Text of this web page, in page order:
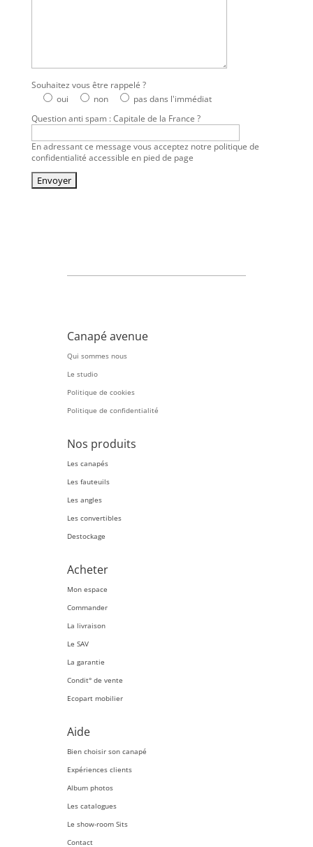
Souhaitez vous être rappelé ?
oui
non
pas dans l'immédiat
Question anti spam : Capitale de la France ?
En adressant ce message vous acceptez notre politique de
confidentialité accessible en pied de page
Canapé avenue
Qui sommes nous
Le studio
Politique de cookies
Politique de confidentialité
Nos produits
Les canapés
Les fauteuils
Les angles
Les convertibles
Destockage
Acheter
Mon espace
Commander
La livraison
Le SAV
La garantie
Condit° de vente
Ecopart mobilier
Aide
Bien choisir son canapé
Expériences clients
Album photos
Les catalogues
Le show-room Sits
Contact